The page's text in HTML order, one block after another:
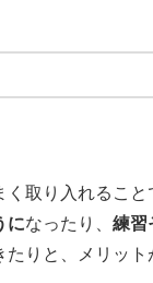
取り入れること
になったり、 練習
たりと、メリット